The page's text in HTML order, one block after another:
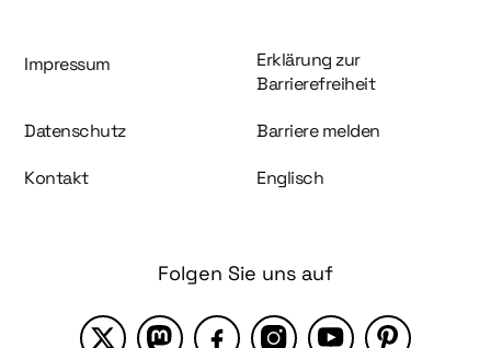
Information und Service
Impressum
Erklärung zur
Barrierefreiheit
Datenschutz Barriere melden
Kontakt Englisch
Folgen Sie uns auf